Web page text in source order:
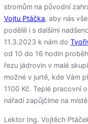
stromům na původní
Vojtu Ptáčka, aby nás
podělili i s dalšími
11.3.2023 k nám do
od 10 do 16 hodin
řezu jádrovin v malé
možné v jurtě, kde Vám
1100 Kč. Teplé pracovní
nářadí zapůjčíme na místě
Lektor Ing. Vojtěch